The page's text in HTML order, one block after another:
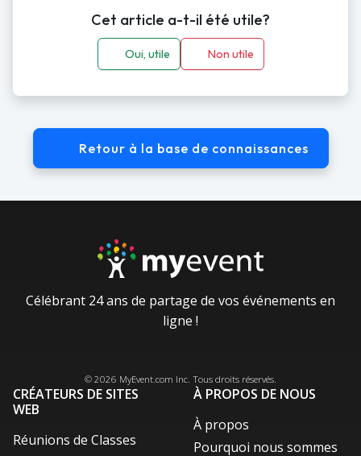
Cet article a-t-il été utile?
Oui, utile Non utile
Retour à la base de connaissances
Célébrant 24 ans de partage de vos événements en
ligne !
© 2026 MyEvent.com Inc. Tous droits réservés.
CRÉATEURS DE SITES
WEB
Réunions de Classes
À PROPOS DE NOUS
À propos
Pourquoi nous sommes